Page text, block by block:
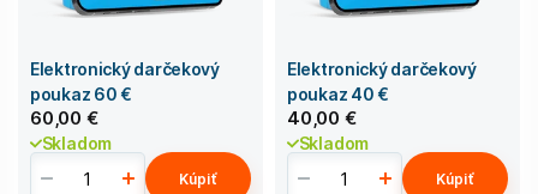
Elektronický darčekový
poukaz 60 €
60,00 €
Skladom
Kúpiť
Elektronický darčekový
poukaz 40 €
40,00 €
Skladom
Kúpiť